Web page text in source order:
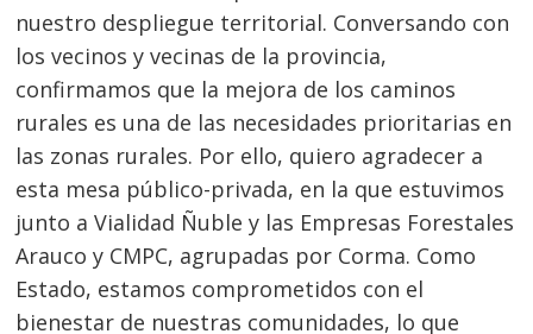
nuestro despliegue territorial. Conversando con
los vecinos y vecinas de la provincia,
confirmamos que la mejora de los caminos
rurales es una de las necesidades prioritarias en
las zonas rurales. Por ello, quiero agradecer a
esta mesa público-privada, en la que estuvimos
junto a Vialidad Ñuble y las Empresas Forestales
Arauco y CMPC, agrupadas por Corma. Como
Estado, estamos comprometidos con el
bienestar de nuestras comunidades, lo que
Navegación
de
entradas